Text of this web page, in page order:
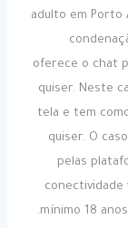
adulto em Porto
oferece o chat
quiser. Neste
tela e tem
quiser. O
pelas
conectividade
mínimo 18